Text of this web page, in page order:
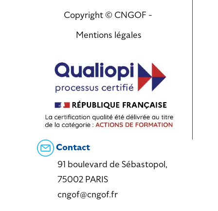
Copyright © CNGOF -
Mentions légales
Contact
91 boulevard de Sébastopol,
75002 PARIS
cngof@cngof.fr